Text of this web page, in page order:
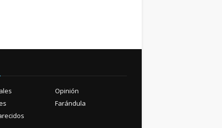
Opinión
Farándula